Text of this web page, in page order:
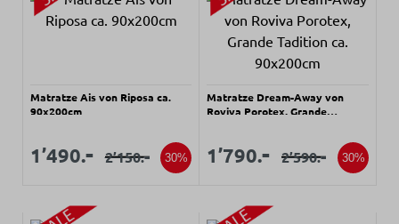
Matratze Ais von Riposa ca.
90x200cm
Verkaufspreis:
Verkaufspreis:
1’490.- Regulärer Preis:
2’150.- 30%
Matratze Dream-Away von
Roviva Porotex, Grande
Verkaufspreis:
Verkaufspreis:
1’790.- Regulärer Preis:
2’590.- 30%